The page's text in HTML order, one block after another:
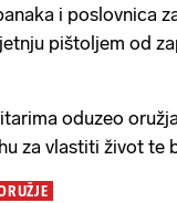
i poslovnica
pištoljem od
oduzeo
za vlastiti život te